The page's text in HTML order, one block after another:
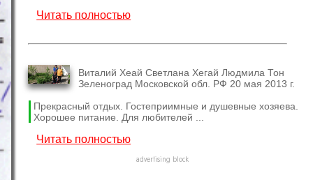
Читать полностью
Виталий Хеай Светлана Хегай Людмила Тон
Зеленоград Московской обл. РФ 20 мая 2013 г.
Прекрасный отдых. Гостеприимные и душевные хозяева.
Хорошее питание. Для любителей ...
Читать полностью
advertising block